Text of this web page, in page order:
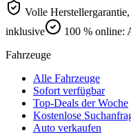
Volle
inklusive
100 % online:
Fahrzeuge
Alle Fahrzeuge
Sofort verfügbar
Top-Deals der Woche
Kostenlose
Auto verkaufen